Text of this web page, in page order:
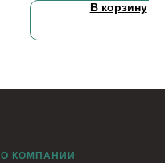
В корзину
О КОМПАНИИ